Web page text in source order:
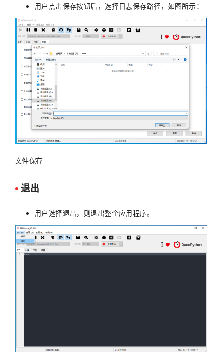
用户点击保存按钮后，选择日志保存路径，如图所示：
文件保存
退出
用户选择退出，则退出整个应用程序。